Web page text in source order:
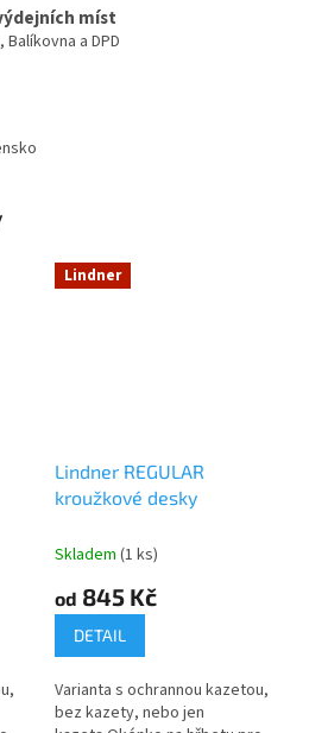
míst
Balíkovna a DPD
Lindner
Lindner REGULAR
kroužkové desky
Skladem (1 ks)
od 845 Kč
DETAIL
Varianta s ochrannou kazetou,
bez kazety, nebo jen